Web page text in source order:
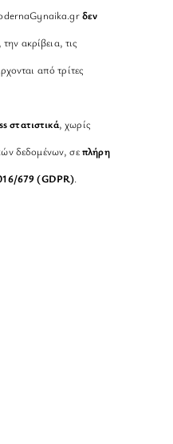
δεν
ακρίβεια, τις
από τρίτες
στατιστικά, χωρίς
δεδομένων, σεπλήρη
679 (GDPR)